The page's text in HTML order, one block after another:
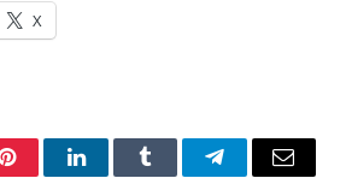
X
PinterestLinkedInTumblr TelegramEmail